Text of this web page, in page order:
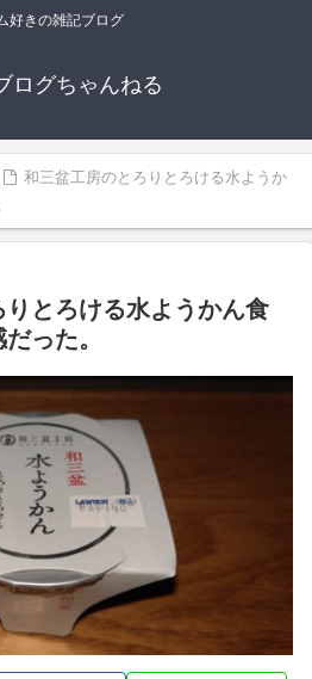
好きの雑記ブログ
ログちゃんねる
和三盆工房のとろりとろける水ようか
とろける水ようかん食
った。